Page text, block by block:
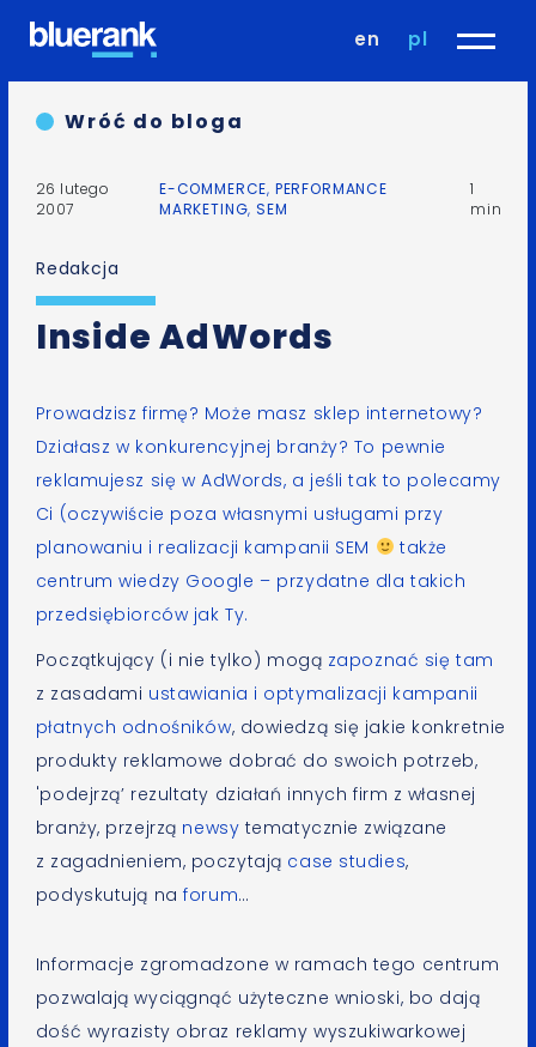
en pl
Wróć do bloga
26 lutego
2007
E-COMMERCE, PERFORMANCE
MARKETING, SEM
1
min
Redakcja
Inside AdWords
Prowadzisz firmę? Może masz sklep internetowy?
Działasz w konkurencyjnej branży? To pewnie
reklamujesz się w AdWords, a jeśli tak to polecamy
Ci (oczywiście poza własnymi usługami przy
planowaniu i realizacji kampanii SEM
także
centrum wiedzy Google – przydatne dla takich
przedsiębiorców jak Ty.
Początkujący (i nie tylko) mogą zapoznać się tam
z zasadami ustawiania i optymalizacji kampanii
płatnych odnośników, dowiedzą się jakie konkretnie
produkty reklamowe dobrać do swoich potrzeb,
'podejrzą’ rezultaty działań innych firm z własnej
branży, przejrzą newsy tematycznie związane
z zagadnieniem, poczytają case studies,
podyskutują naforum…
Informacje zgromadzone w ramach tego centrum
pozwalają wyciągnąć użyteczne wnioski, bo dają
dość wyrazisty obraz reklamy wyszukiwarkowej